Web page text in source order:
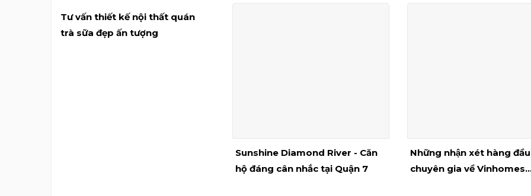
Tư vấn thiết kế nội thất quán
trà sữa đẹp ấn tượng
Sunshine Diamond River - Căn
hộ đáng cân nhắc tại Quận 7
Những nhận xét hàng
chuyên gia về Vinhomes